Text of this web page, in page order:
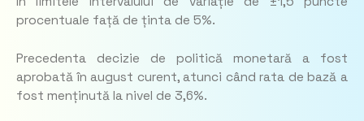
procentuale față de ținta de 5%.
Precedenta decizie de politică monetară a fost
aprobată în august curent, atunci când rata de bază a
fost menținută la nivel de 3,6%.